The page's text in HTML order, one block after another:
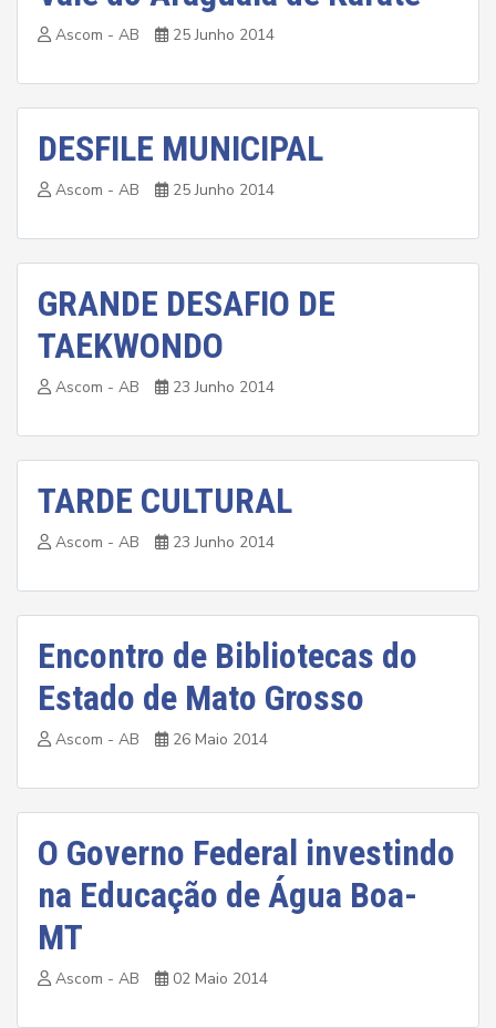
Ascom - AB 25 Junho 2014
DESFILE MUNICIPAL
Ascom - AB 25 Junho 2014
GRANDE DESAFIO DE
TAEKWONDO
Ascom - AB 23 Junho 2014
TARDE CULTURAL
Ascom - AB 23 Junho 2014
Encontro de Bibliotecas do
Estado de Mato Grosso
Ascom - AB 26 Maio 2014
O Governo Federal investindo
na Educação de Água Boa-
MT
Ascom - AB 02 Maio 2014